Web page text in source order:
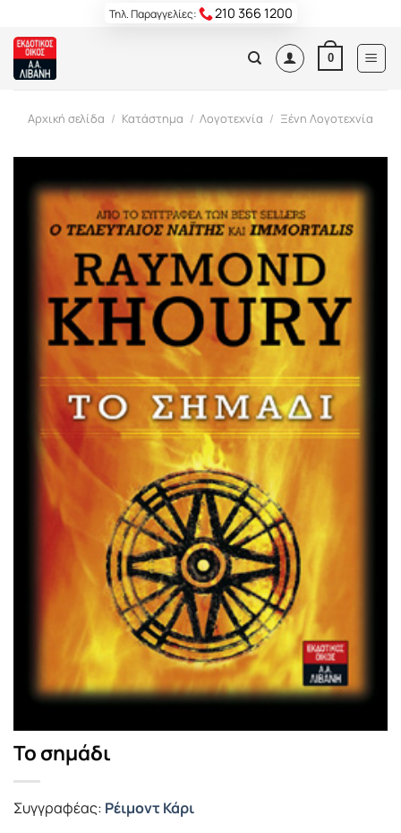
content
Τηλ. Παραγγελίες: 210 366 1200
0
Αρχική σελίδα / Κατάστημα / Λογοτεχνία / Ξένη Λογοτεχνία
Το σημάδι
Συγγραφέας: Ρέιμοντ Κάρι